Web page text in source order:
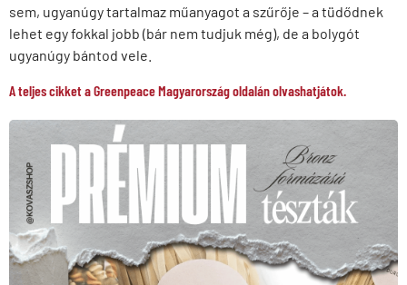
sem, ugyanúgy tartalmaz műanyagot a szűrője – a tüdődnek
lehet egy fokkal jobb (bár nem tudjuk még), de a bolygót
ugyanúgy bántod vele.
A teljes cikket a Greenpeace Magyarország oldalán olvashatjátok.